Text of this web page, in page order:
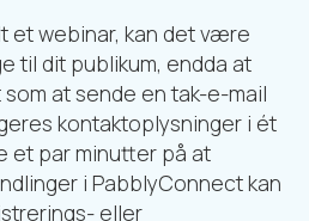
et webinar, kan det være
til dit publikum, endda at
at sende en tak-e-mail
kontaktoplysninger i ét
et par minutter på at
i PabblyConnect kan
eller